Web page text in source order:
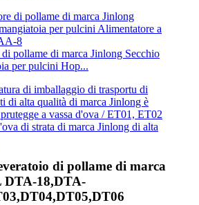
pollame di marca Jinlong Secchio
per pulcini Hop...
di strata di marca Jinlong di alta
di pollame di marca
DTA-18,DTA-